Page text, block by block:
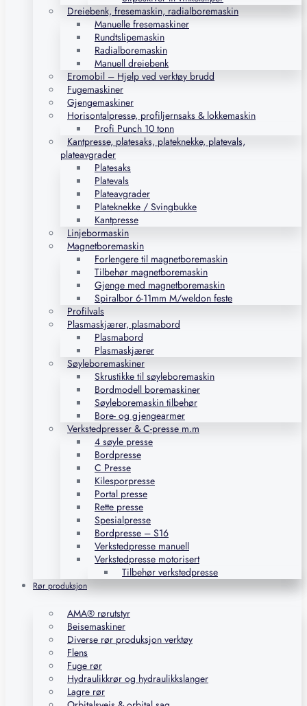
Dreiebenk, fresemaskin, radialboremaskin
Manuelle fresemaskiner
Rundtslipemaskin
Radialboremaskin
Manuell dreiebenk
Eromobil – Hjelp ved verktøy brudd
Fugemaskiner
Gjengemaskiner
Horisontalpresse, profiljernsaks & lokkemaskin
Profi Punch 10 tonn
Kantpresse, platesaks, plateknekke, platevals,
plateavgrader
Platesaks
Platevals
Plateavgrader
Plateknekke / Svingbukke
Kantpresse
Linjebormaskin
Magnetboremaskin
Forlengere til magnetboremaskin
Tilbehør magnetboremaskin
Gjenge med magnetboremaskin
Spiralbor 6-11mm M/weldon feste
Profilvals
Plasmaskjærer, plasmabord
Plasmabord
Plasmaskjærer
Søyleboremaskiner
Skrustikke til søyleboremaskin
Bordmodell boremaskiner
Søyleboremaskin tilbehør
Bore- og gjengearmer
Verkstedpresser & C-presse m.m
4 søyle presse
Bordpresse
C Presse
Kilesporpresse
Portal presse
Rette presse
Spesialpresse
Bordpresse – S16
Verkstedpresse manuell
Verkstedpresse motorisert
Tilbehør verkstedpresse
Rør produksjon
AMA® rørutstyr
Beisemaskiner
Diverse rør produksjon verktøy
Flens
Fuge rør
Hydraulikkrør og hydraulikkslanger
Lagre rør